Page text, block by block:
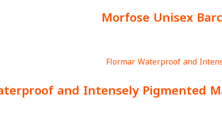
Morfose Unisex
and Intensely Pigmented